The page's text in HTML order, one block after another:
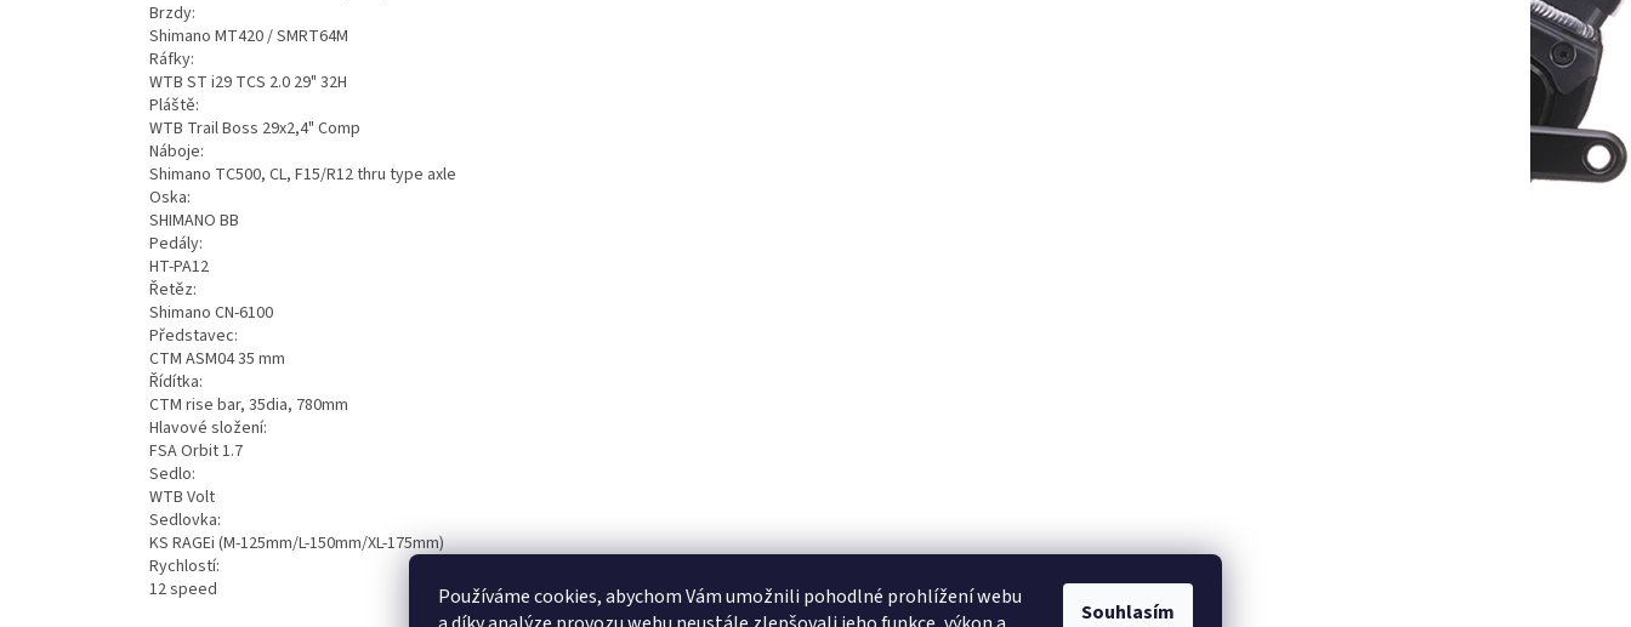
Používáme cookies, abychom Vám umožnili pohodlné prohlížení webu
Souhlasím
Brzdy:
Shimano MT420 / SMRT64M
Ráfky:
WTB ST i29 TCS 2.0 29" 32H
Pláště:
WTB Trail Boss 29x2,4" Comp
Náboje:
Shimano TC500, CL, F15/R12 thru type axle
Oska:
SHIMANO BB
Pedály:
HT-PA12
Řetěz:
Shimano CN-6100
Představec:
CTM ASM04 35 mm
Řídítka:
CTM rise bar, 35dia, 780mm
Hlavové složení:
FSA Orbit 1.7
Sedlo:
WTB Volt
Sedlovka:
KS RAGEi (M-125mm/L-150mm/XL-175mm)
Rychlostí:
12 speed